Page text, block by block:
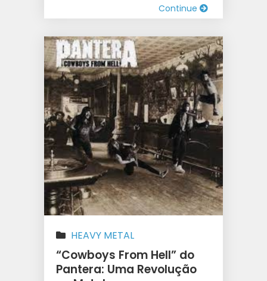
Continue
HEAVY METAL
“Cowboys From Hell” do
Pantera: Uma Revolução